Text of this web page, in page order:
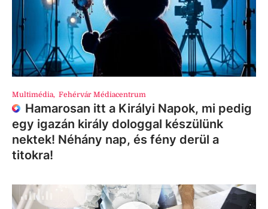
Multimédia, Fehérvár Médiacentrum
Hamarosan itt a Királyi Napok, mi pedig
egy igazán király dologgal készülünk
nektek! Néhány nap, és fény derül a
titokra!